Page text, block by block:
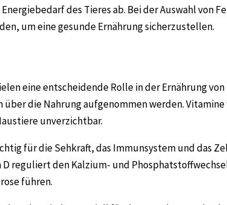
des Tieres ab. Bei der Auswahl von
um eine gesunde Ernährung sicherzustellen.
eine entscheidende Rolle in der Ernährung
die Nahrung aufgenommen werden.
unverzichtbar.
für die Sehkraft, das Immunsystem und das
reguliert den Kalzium- und
führen.